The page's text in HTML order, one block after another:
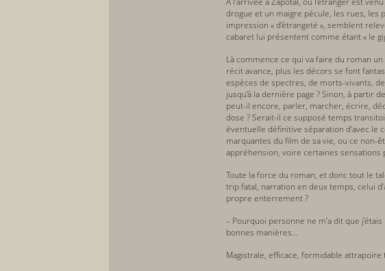
drogue et un maigre pécule, les rues, les
impression « d’étrangeté », semblent
cabaret lui présentent comme étant « le
Là commence ce qui va faire du roman
récit avance, plus les décors se font
espèces de spectres, de morts-vivants,
jusqu’à la dernière page ? Sinon, à partir
peut-il encore, parler, marcher, écrire,
dose ? Serait-il ce supposé temps
éventuelle définitive séparation d’avec le
marquantes du film de sa vie, ou ce non-
appréhension, voire certaines sensations
Toute la force du roman, et donc tout le
trip fatal, narration en deux temps, celui
propre enterrement ?
– Pourquoi personne ne m’a dit que
bonnes manières…
Magistrale, efficace, formidable attrapoire